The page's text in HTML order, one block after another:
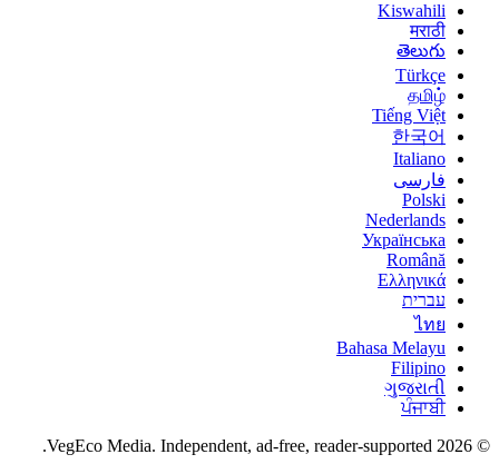
Kiswahili
मराठी
తెలుగు
Türkçe
தமிழ்
Tiếng Việt
한국어
Italiano
فارسی
Polski
Nederlands
Українська
Română
Ελληνικά
עברית
ไทย
Bahasa Melayu
Filipino
ગુજરાતી
ਪੰਜਾਬੀ
©
2026